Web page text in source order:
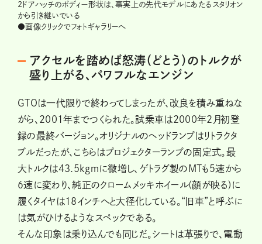
2ドアハッチのボディー形状は、事実上の先代モデルにあたるスタリオン
から引き継いでいる
●画像クリックでフォトギャラリーへ
アクセルを踏めば怒涛（どとう）のトルクが
盛り上がる、パワフルなエンジン
GTOは一代限りで終わってしまったが、改良を積み重ねな
がら、2001年までつくられた。試乗車は2000年2月初登
録の最終バージョン。オリジナルのヘッドランプはリトラクタ
ブルだったが、こちらはプロジェクターランプの固定式。最
大トルクは43.5kgｍに微増し、ゲトラグ製のMTも５速から
６速に変わり、純正のクロームメッキホイール(顔が映る)に
履くタイヤは18インチへと大径化している。“旧車”と呼ぶに
は気がひけるようなスペックである。
そんな印象は乗り込んでも同じだ。シートは革張りで、電動